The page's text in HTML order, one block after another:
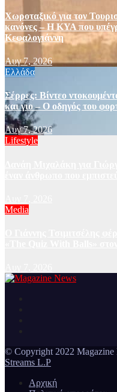
Χωροταξικό για τον
κανόνες – Η ΚΥΑ που
Κεφαλογιάννη
Αυγ 7, 2026
Ελλάδα
Σέρρες: Βίντεο
και γιο – Ο οδηγός του
Αυγ 7, 2026
Lifestyle
Media
© Copyright 2022 Magazine
Streams L.P
Αρχική